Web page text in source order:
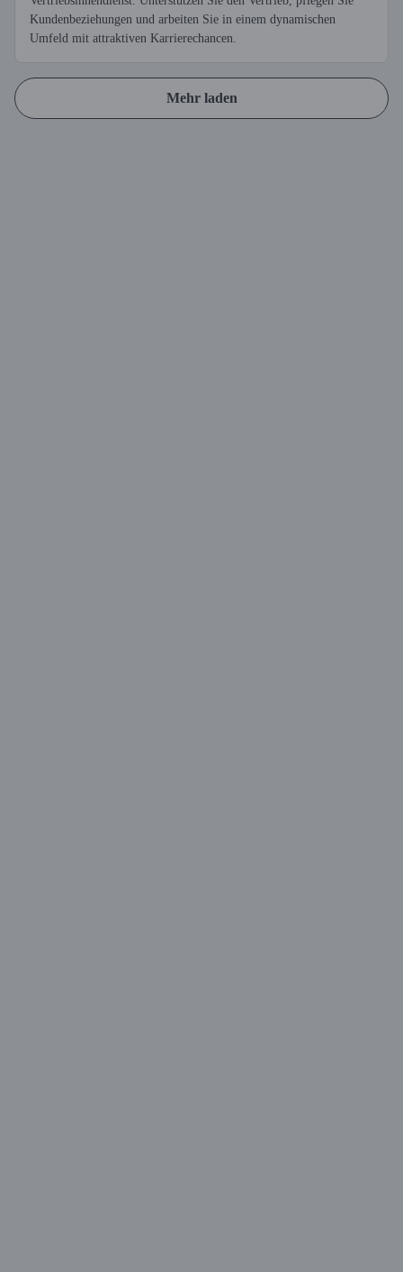
Kundenbeziehungen und arbeiten Sie in einem dynamischen
Umfeld mit attraktiven Karrierechancen.
Mehr laden